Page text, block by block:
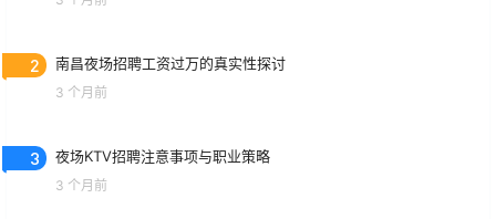
2 南昌夜场招聘工资过万的真实性探讨
3 个月前
3 夜场KTV招聘注意事项与职业策略
3 个月前